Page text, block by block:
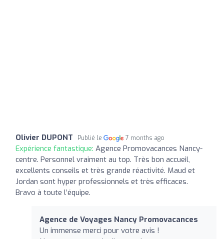
Olivier DUPONT Publié le 7 months ago
Expérience fantastique: Agence Promovacances Nancy-
centre. Personnel vraiment au top. Très bon accueil,
excellents conseils et très grande réactivité. Maud et
Jordan sont hyper professionnels et très efficaces.
Bravo à toute l’équipe.
Agence de Voyages Nancy Promovacances
Un immense merci pour votre avis !